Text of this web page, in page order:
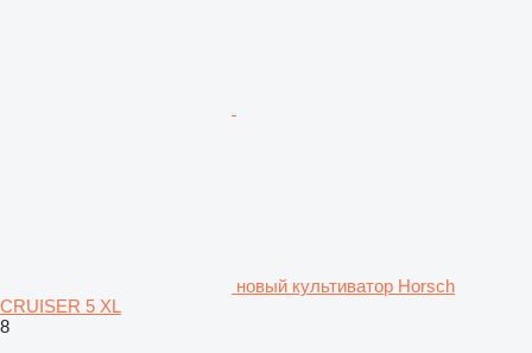
новый культиватор Horsch
CRUISER 5 XL
8